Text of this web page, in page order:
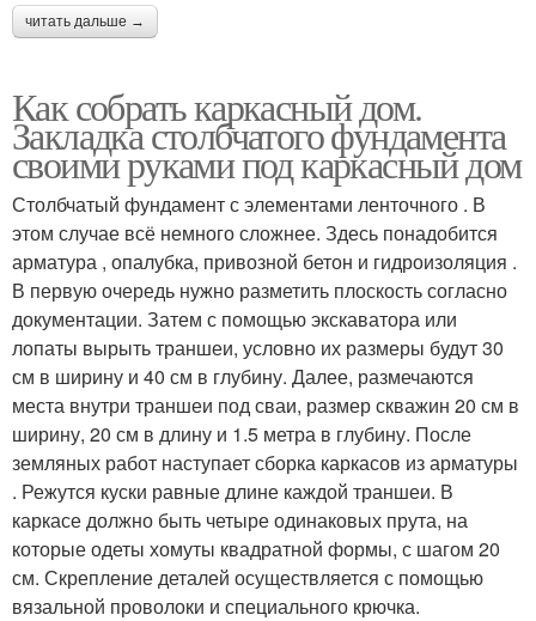
читать дальше →
Как собрать каркасный дом.
Закладка столбчатого фундамента
своими руками под каркасный дом
Столбчатый фундамент с элементами ленточного . В
этом случае всё немного сложнее. Здесь понадобится
арматура , опалубка, привозной бетон и гидроизоляция .
В первую очередь нужно разметить плоскость согласно
документации. Затем с помощью экскаватора или
лопаты вырыть траншеи, условно их размеры будут 30
см в ширину и 40 см в глубину. Далее, размечаются
места внутри траншеи под сваи, размер скважин 20 см в
ширину, 20 см в длину и 1.5 метра в глубину. После
земляных работ наступает сборка каркасов из арматуры
. Режутся куски равные длине каждой траншеи. В
каркасе должно быть четыре одинаковых прута, на
которые одеты хомуты квадратной формы, с шагом 20
см. Скрепление деталей осуществляется с помощью
вязальной проволоки и специального крючка.